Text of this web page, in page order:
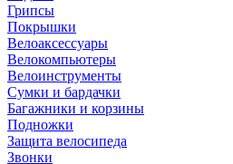
Грипсы
Покрышки
Велоаксессуары
Велокомпьютеры
Велоинструменты
Сумки и бардачки
Багажники и корзины
Подножки
Защита велосипеда
Звонки